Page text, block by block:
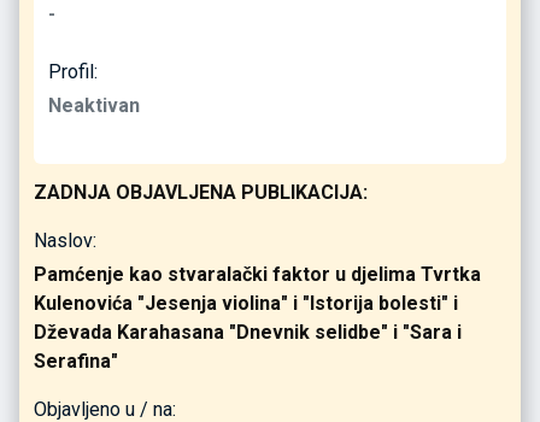
-
Profil:
Neaktivan
ZADNJA OBJAVLJENA PUBLIKACIJA:
Naslov:
Pamćenje kao stvaralački faktor u djelima Tvrtka
Kulenovića "Jesenja violina" i "Istorija bolesti" i
Dževada Karahasana "Dnevnik selidbe" i "Sara i
Serafina"
Objavljeno u / na: